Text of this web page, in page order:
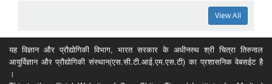
View All
यह विज्ञान और प्रौद्योगिकी विभाग, भारत सरकार के अधीनस्थ श्री चित्रा तिरुनाल
आयुर्विज्ञान और प्रौद्योगिकी संस्थान(एस.सी.टी.आई.एम.एस.टी) का प्रशासनिक वेबसईट है
।